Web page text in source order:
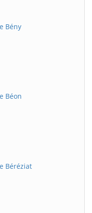
Bény
Béon
Béréziat